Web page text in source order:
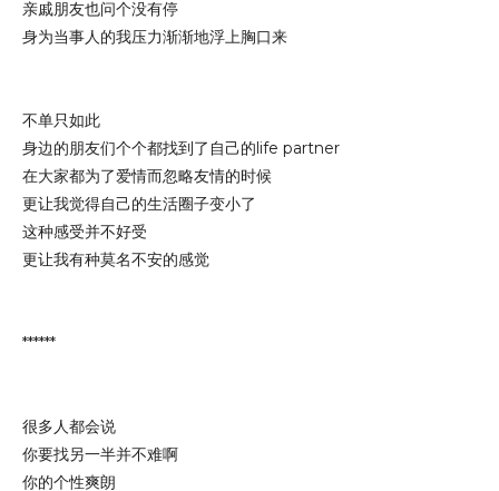
亲戚朋友也问个没有停
身为当事人的我压力渐渐地浮上胸口来
不单只如此
身边的朋友们个个都找到了自己的life partner
在大家都为了爱情而忽略友情的时候
更让我觉得自己的生活圈子变小了
这种感受并不好受
更让我有种莫名不安的感觉
******
很多人都会说
你要找另一半并不难啊
你的个性爽朗